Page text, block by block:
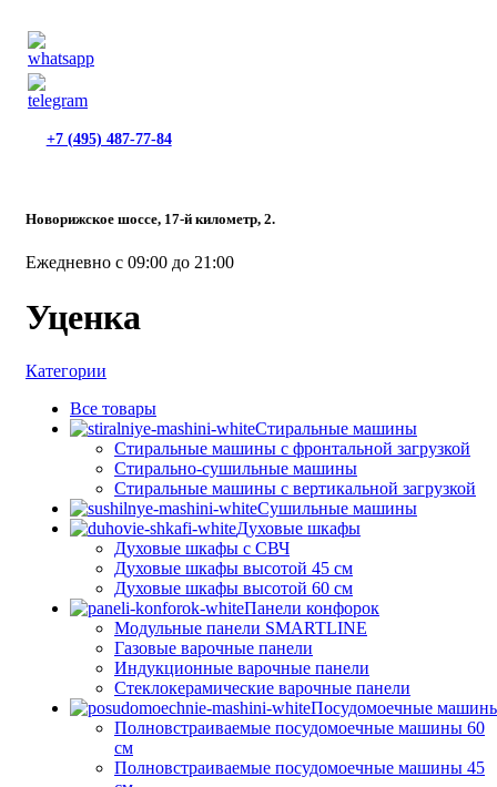
+7 (495) 487-77-84
Новорижское шоссе, 17-й километр, 2.
Ежедневно с 09:00 до 21:00
Уценка
Категории
Все товары
Стиральные машины
Стиральные машины с фронтальной загрузкой
Стирально-сушильные машины
Стиральные машины с вертикальной загрузкой
Сушильные машины
Духовые шкафы
Духовые шкафы с СВЧ
Духовые шкафы высотой 45 см
Духовые шкафы высотой 60 см
Панели конфорок
Модульные панели SMARTLINE
Газовые варочные панели
Индукционные варочные панели
Стеклокерамические варочные панели
Посудомоечные
Полновстраиваемые посудомоечные машины 60
см
Полновстраиваемые посудомоечные машины 45